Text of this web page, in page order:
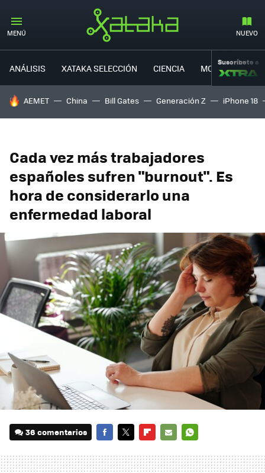
MENÚ NUEVO
ANÁLISIS XATAKA SELECCIÓN CIENCIA MOVILIDAD
Suscríbete a
HOY SE HABLA DE
AEMET China Bill Gates Generación Z iPhone 18
Cada vez más trabajadores
españoles sufren "burnout". Es
hora de considerarlo una
enfermedad laboral
36 comentarios
MAIL